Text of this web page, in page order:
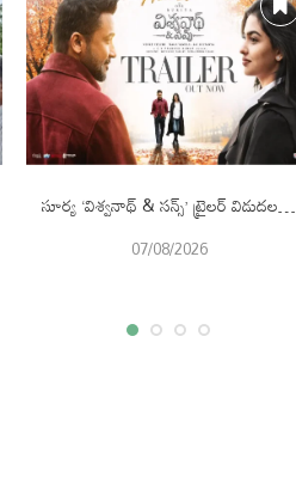
సూర్య ‘విశ్వనాథ్ & సన్స్’ ట్రైలర్ విడుదల…
07/08/2026